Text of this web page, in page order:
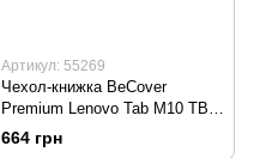
Артикул: 55269
Чехол-книжка BeCover
Premium Lenovo Tab M10 TB-
X306F HD (2nd Gen) Red
664 грн